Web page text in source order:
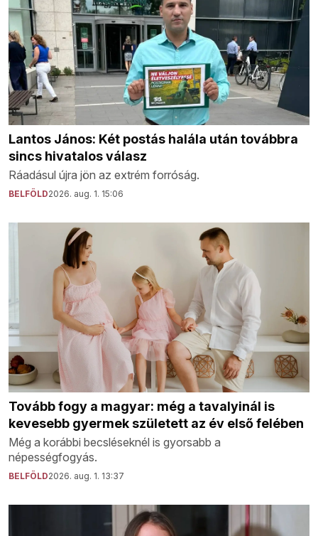
Lantos János: Két postás halála után továbbra
sincs hivatalos válasz
Ráadásul újra jön az extrém forróság.
BELFÖLD2026. aug. 1. 15:06
Tovább fogy a magyar: még a tavalyinál is
kevesebb gyermek született az év első felében
Még a korábbi becsléseknél is gyorsabb a
népességfogyás.
BELFÖLD2026. aug. 1. 13:37